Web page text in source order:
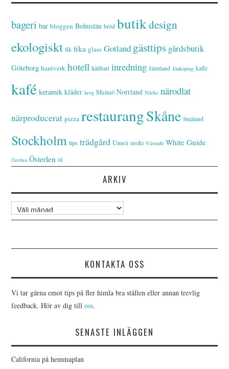
bageri bar bloggen Bohuslän bröd butikdesign
ekologiskt fik fika glass Gotland gästtips gårdsbutik
Göteborg hantverk hotell hållbart inredning Jämtland Jönköping kaffe
kafé keramik kläder krog Malmö Norrland Närke närodlat
närproducerat pizza restaurangSkåne Småland
Stockholm tips trädgård Umeå utsikt Värmdö White Guide
Örebro Österlen öl
ARKIV
Arkiv
KONTAKTA OSS
Vi tar gärna emot tips på fler himla bra ställen eller annan trevlig
feedback. Hör av dig tilloss.
SENASTE INLÄGGEN
California på hemmaplan